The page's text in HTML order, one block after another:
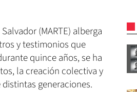
(MARTE) alberga
y testimonios que
quince años, se ha
la creación colectiva y
generaciones.